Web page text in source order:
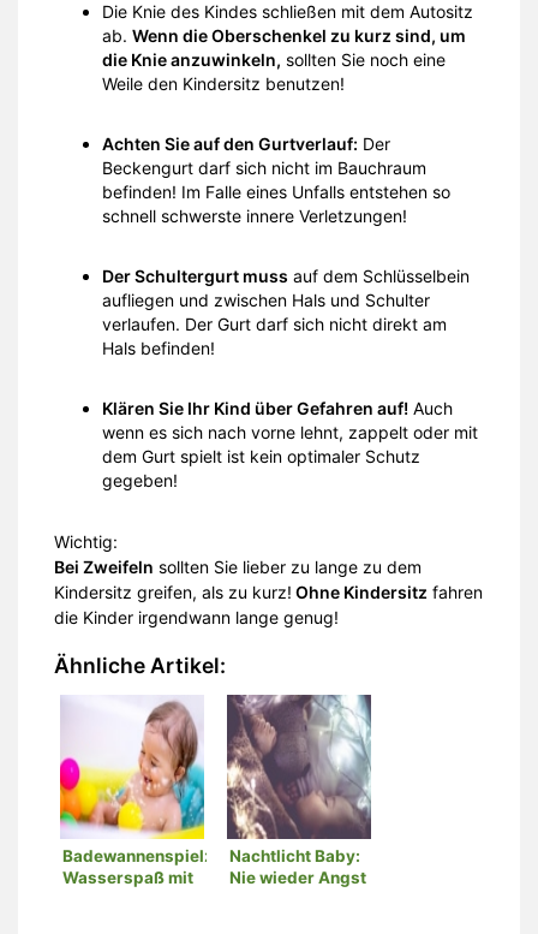
Die Knie des Kindes schließen mit dem Autositz
ab. Wenn die Oberschenkel zu kurz sind, um
die Knie anzuwinkeln, sollten Sie noch eine
Weile den Kindersitz benutzen!
Achten Sie auf den Gurtverlauf: Der
Beckengurt darf sich nicht im Bauchraum
befinden! Im Falle eines Unfalls entstehen so
schnell schwerste innere Verletzungen!
Der Schultergurt muss auf dem Schlüsselbein
aufliegen und zwischen Hals und Schulter
verlaufen. Der Gurt darf sich nicht direkt am
Hals befinden!
Klären Sie Ihr Kind über Gefahren auf! Auch
wenn es sich nach vorne lehnt, zappelt oder mit
dem Gurt spielt ist kein optimaler Schutz
gegeben!
Wichtig:
Bei Zweifeln sollten Sie lieber zu lange zu dem
Kindersitz greifen, als zu kurz! Ohne Kindersitz fahren
die Kinder irgendwann lange genug!
Ähnliche Artikel:
Badewannenspielzeug:
Wasserspaß mit
Nachtlicht Baby:
Nie wieder Angst